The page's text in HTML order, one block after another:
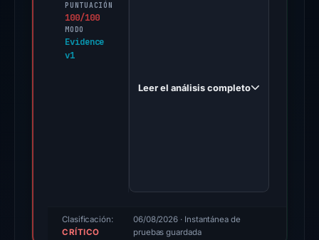
PUNTUACIÓN
100/100
MODO
Evidence
v1
16,
score,
not
Leer el análisis completo
Clasificación:
CRÍTICO
06/08/2026 · Instantánea de
pruebas guardada